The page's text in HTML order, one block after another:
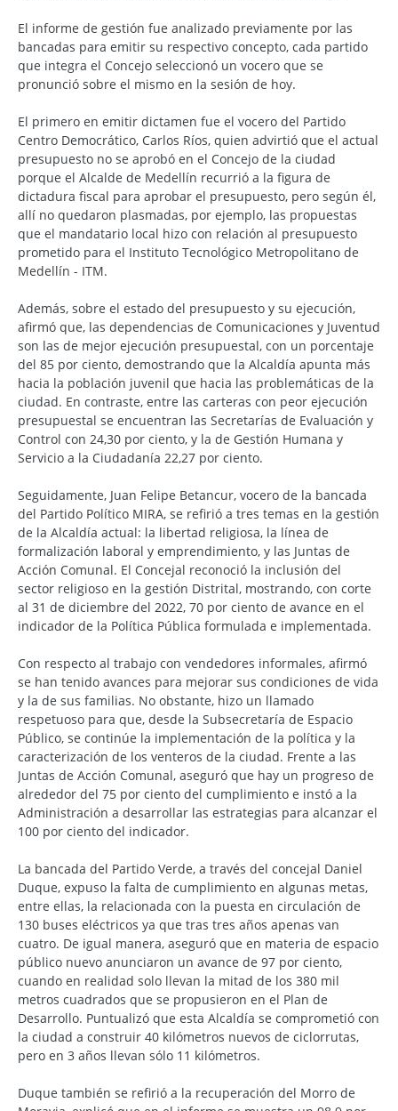
El informe de gestión fue analizado previamente por las
bancadas para emitir su respectivo concepto, cada partido
que integra el Concejo seleccionó un vocero que se
pronunció sobre el mismo en la sesión de hoy.
El primero en emitir dictamen fue el vocero del Partido
Centro Democrático, Carlos Ríos, quien advirtió que el actual
presupuesto no se aprobó en el Concejo de la ciudad
porque el Alcalde de Medellín recurrió a la figura de
dictadura fiscal para aprobar el presupuesto, pero según él,
allí no quedaron plasmadas, por ejemplo, las propuestas
que el mandatario local hizo con relación al presupuesto
prometido para el Instituto Tecnológico Metropolitano de
Medellín - ITM.
Además, sobre el estado del presupuesto y su ejecución,
afirmó que, las dependencias de Comunicaciones y Juventud
son las de mejor ejecución presupuestal, con un porcentaje
del 85 por ciento, demostrando que la Alcaldía apunta más
hacia la población juvenil que hacia las problemáticas de la
ciudad. En contraste, entre las carteras con peor ejecución
presupuestal se encuentran las Secretarías de Evaluación y
Control con 24,30 por ciento, y la de Gestión Humana y
Servicio a la Ciudadanía 22,27 por ciento.
Seguidamente, Juan Felipe Betancur, vocero de la bancada
del Partido Político MIRA, se refirió a tres temas en la gestión
de la Alcaldía actual: la libertad religiosa, la línea de
formalización laboral y emprendimiento, y las Juntas de
Acción Comunal. El Concejal reconoció la inclusión del
sector religioso en la gestión Distrital, mostrando, con corte
al 31 de diciembre del 2022, 70 por ciento de avance en el
indicador de la Política Pública formulada e implementada.
Con respecto al trabajo con vendedores informales, afirmó
se han tenido avances para mejorar sus condiciones de vida
y la de sus familias. No obstante, hizo un llamado
respetuoso para que, desde la Subsecretaría de Espacio
Público, se continúe la implementación de la política y la
caracterización de los venteros de la ciudad. Frente a las
Juntas de Acción Comunal, aseguró que hay un progreso de
alrededor del 75 por ciento del cumplimiento e instó a la
Administración a desarrollar las estrategias para alcanzar el
100 por ciento del indicador.
La bancada del Partido Verde, a través del concejal Daniel
Duque, expuso la falta de cumplimiento en algunas metas,
entre ellas, la relacionada con la puesta en circulación de
130 buses eléctricos ya que tras tres años apenas van
cuatro. De igual manera, aseguró que en materia de espacio
público nuevo anunciaron un avance de 97 por ciento,
cuando en realidad solo llevan la mitad de los 380 mil
metros cuadrados que se propusieron en el Plan de
Desarrollo. Puntualizó que esta Alcaldía se comprometió con
la ciudad a construir 40 kilómetros nuevos de ciclorrutas,
pero en 3 años llevan sólo 11 kilómetros.
Duque también se refirió a la recuperación del Morro de